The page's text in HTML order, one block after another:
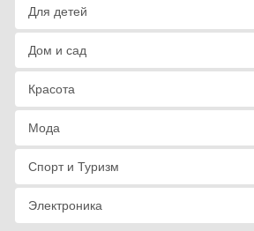
Для детей
Дом и сад
Красота
Мода
Спорт и Туризм
Электроника